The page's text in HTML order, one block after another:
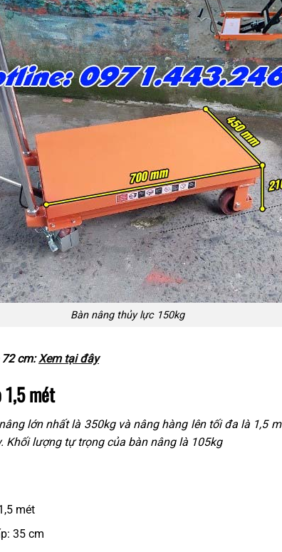
Bàn nâng thủy lực 150kg
cm:Xem tại đây
1,5 mét
lớn nhất là 350kg và nâng hàng lên tối đa là 1,5
Khối lượng tự trọng của bàn nâng là 105kg
mét
35 cm